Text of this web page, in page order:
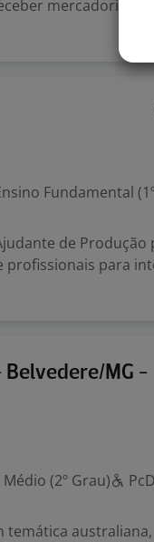
mercadorias
Fundamental
de Produção
profissionais para
MG -
(2º Grau)
PcD
temática australiana,